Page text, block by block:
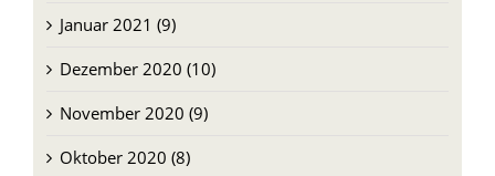
Januar 2021 (9)
Dezember 2020 (10)
November 2020 (9)
Oktober 2020 (8)